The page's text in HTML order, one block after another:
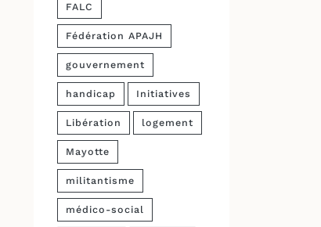
FALC
Fédération APAJH
gouvernement
handicap Initiatives
Libération logement
Mayotte
militantisme
médico-social